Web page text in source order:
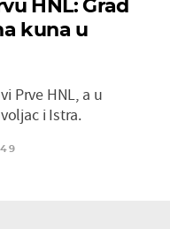
HNL: Grad
kuna u
Prve HNL, a u
i Istra.